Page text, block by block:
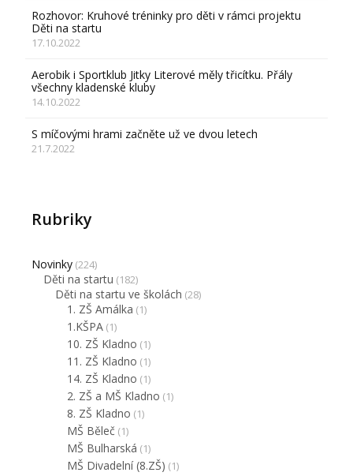
Rozhovor: Kruhové tréninky pro děti v rámci projektu
Děti na startu
17.10.2022
Aerobik i Sportklub Jitky Literové měly třicítku. Přály
všechny kladenské kluby
14.10.2022
S míčovými hrami začněte už ve dvou letech
21.7.2022
Rubriky
Novinky (224)
Děti na startu (182)
Děti na startu ve školách (28)
1. ZŠ Amálka (1)
1.KŠPA (1)
10. ZŠ Kladno (1)
11. ZŠ Kladno (1)
14. ZŠ Kladno (1)
2. ZŠ a MŠ Kladno (1)
8. ZŠ Kladno (1)
MŠ Běleč (1)
MŠ Bulharská (1)
MŠ Divadelní (8.ZŠ) (1)